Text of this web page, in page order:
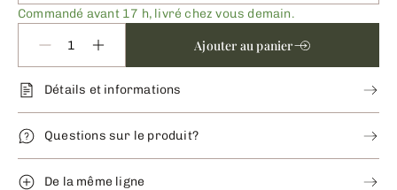
Commandé avant 17 h, livré chez vous demain.
Ajouter au panier
Détails et informations
Questions sur le produit?
De la même ligne